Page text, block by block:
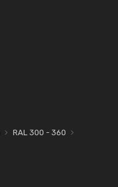
RAL 300 - 360